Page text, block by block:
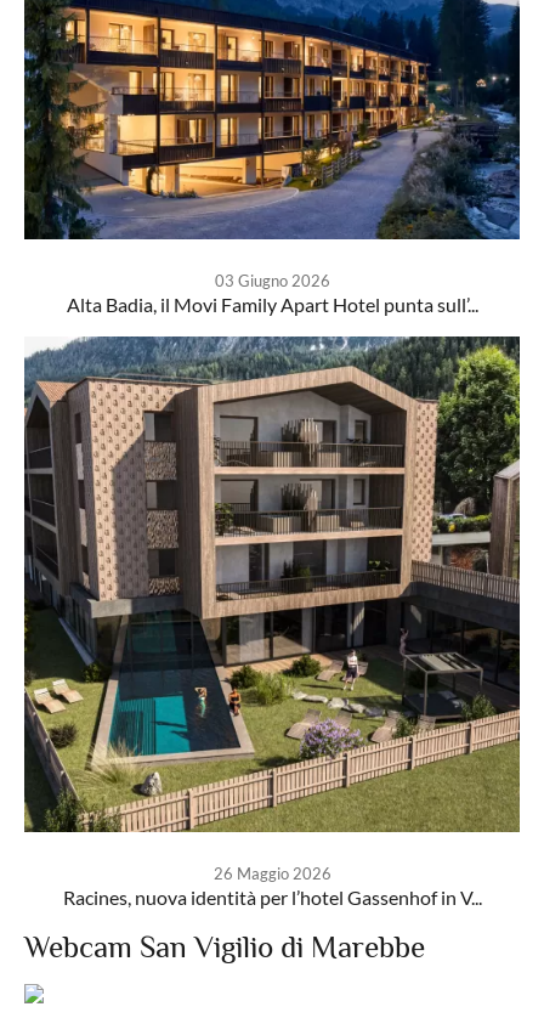
03 Giugno 2026
Alta Badia, il Movi Family Apart Hotel punta sull’...
26 Maggio 2026
Racines, nuova identità per l’hotel Gassenhof in V...
Webcam San Vigilio di Marebbe